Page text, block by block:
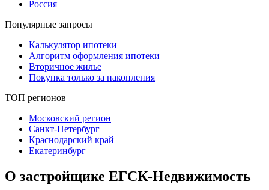
Россия
Популярные запросы
Калькулятор ипотеки
Алгоритм оформления ипотеки
Вторичное жилье
Покупка только за накопления
ТОП регионов
Московский регион
Санкт-Петербург
Краснодарский край
Екатеринбург
О застройщике ЕГСК-Недвижимость